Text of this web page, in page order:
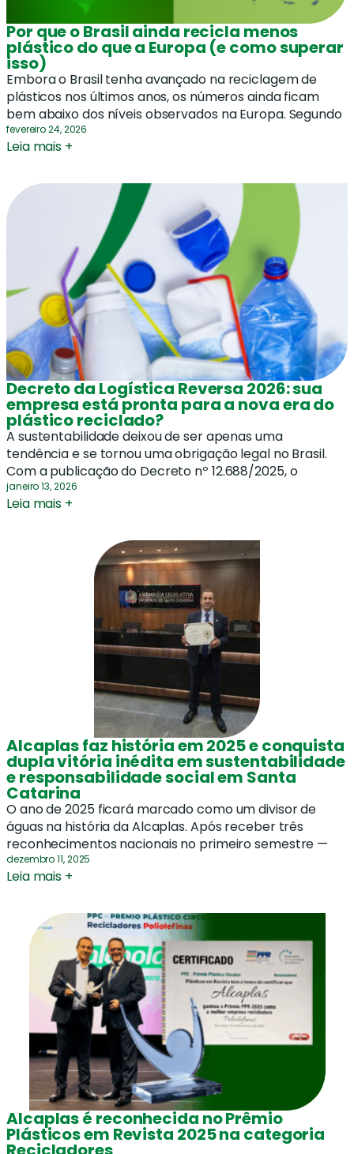
Por que o Brasil ainda recicla menos
plástico do que a Europa (e como superar
isso)
Embora o Brasil tenha avançado na reciclagem de
plásticos nos últimos anos, os números ainda ficam
bem abaixo dos níveis observados na Europa. Segundo
fevereiro 24, 2026
Leia mais +
Decreto da Logística Reversa 2026: sua
empresa está pronta para a nova era do
plástico reciclado?
A sustentabilidade deixou de ser apenas uma
tendência e se tornou uma obrigação legal no Brasil.
Com a publicação do Decreto nº 12.688/2025, o
janeiro 13, 2026
Leia mais +
Alcaplas faz história em 2025 e conquista
dupla vitória inédita em sustentabilidade
e responsabilidade social em Santa
Catarina
O ano de 2025 ficará marcado como um divisor de
águas na história da Alcaplas. Após receber três
reconhecimentos nacionais no primeiro semestre —
dezembro 11, 2025
Leia mais +
Alcaplas é reconhecida no Prêmio
Plásticos em Revista 2025 na categoria